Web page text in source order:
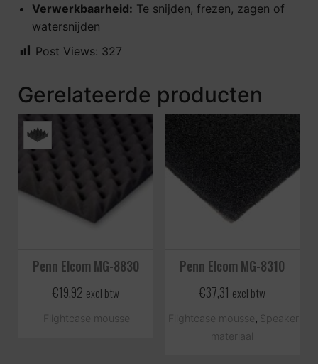
Verwerkbaarheid: Te snijden, frezen, zagen of
watersnijden
Post Views: 327
Gerelateerde producten
Penn Elcom MG-8830
€19,92 excl btw
Flightcase mousse
Penn Elcom MG-8310
€37,31 excl btw
Flightcase mousse, Speaker
materiaal